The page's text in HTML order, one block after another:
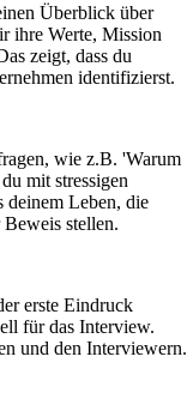
Überblick über
ihre Werte, Mission
zeigt, dass du
identifizierst.
wie z.B. 'Warum
mit stressigen
deinem Leben, die
stellen.
erste Eindruck
für das Interview.
und den Interviewern.